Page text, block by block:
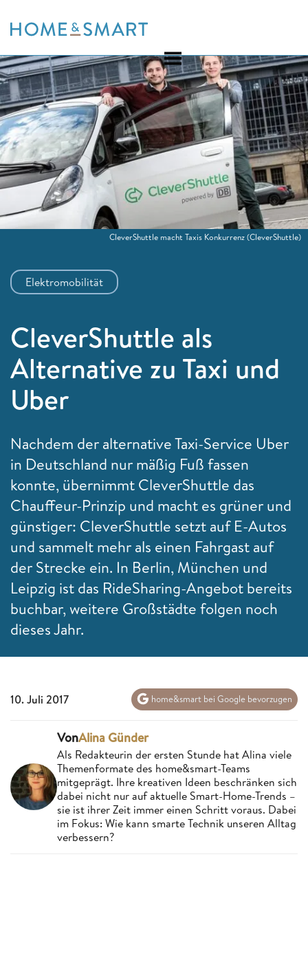
to
Elektromobilität
CleverShuttle als
Alternative zu Taxi und
Uber
Nachdem der alternative Taxi-Service Uber
in Deutschland nur mäßig Fuß fassen
konnte, übernimmt CleverShuttle das
Chauffeur-Prinzip und macht es grüner und
günstiger: CleverShuttle setzt auf E-Autos
und sammelt mehr als einen Fahrgast auf
der Strecke ein. In Berlin, München und
Leipzig ist das RideSharing-Angebot bereits
buchbar, weitere Großstädte folgen noch
dieses Jahr.
CleverShuttle macht Taxis Konkurrenz(CleverShuttle)
10. Juli 2017 home&smart bei Google bevorzugen
VonAlina Günder
Als Redakteurin der ersten Stunde hat Alina viele
Themenformate des home&smart-Teams
mitgeprägt. Ihre kreativen Ideen beschränken sich
dabei nicht nur auf aktuelle Smart-Home-Trends –
sie ist ihrer Zeit immer einen Schritt voraus. Dabei
im Fokus: Wie kann smarte Technik unseren Alltag
verbessern?